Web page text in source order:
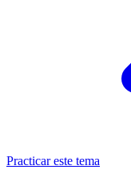
Practicar este tema